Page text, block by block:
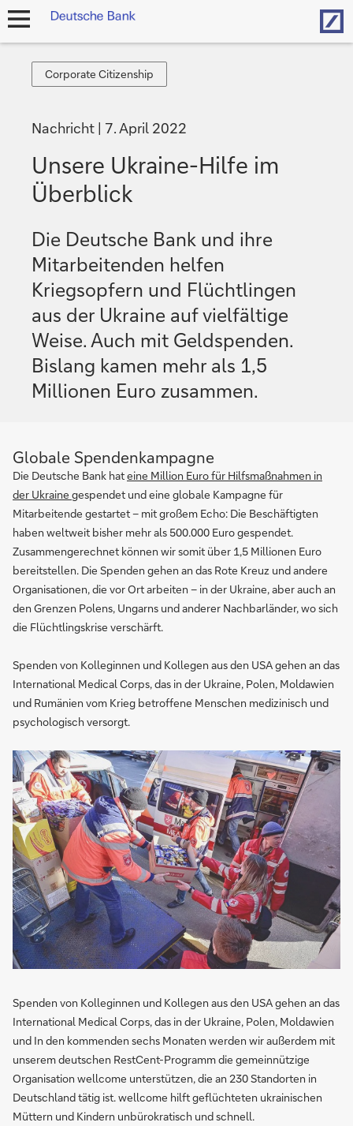
Navigation
Corporate
Citizenship
Corporate Citizenship
Nachricht 7. April 2022
Unsere Ukraine-Hilfe im
Überblick
Die Deutsche Bank und ihre
Mitarbeitenden helfen
Kriegsopfern und Flüchtlingen
aus der Ukraine auf vielfältige
Weise. Auch mit Geldspenden.
Bislang kamen mehr als 1,5
Millionen Euro zusammen.
Globale Spendenkampagne
Die Deutsche Bank hateine Million Euro für Hilfsmaßnahmen in
der Ukraine gespendet und eine globale Kampagne für
Mitarbeitende gestartet – mit großem Echo: Die Beschäftigten
haben weltweit bisher mehr als 500.000 Euro gespendet.
Zusammengerechnet können wir somit über 1,5 Millionen Euro
bereitstellen. Die Spenden gehen an das Rote Kreuz und andere
Organisationen, die vor Ort arbeiten – in der Ukraine, aber auch an
den Grenzen Polens, Ungarns und anderer Nachbarländer, wo sich
die Flüchtlingskrise verschärft.
Spenden von Kolleginnen und Kollegen aus den USA gehen an das
International Medical Corps, das in der Ukraine, Polen, Moldawien
und Rumänien vom Krieg betroffene Menschen medizinisch und
psychologisch versorgt.
Spenden von Kolleginnen und Kollegen aus den USA gehen an das
International Medical Corps, das in der Ukraine, Polen, Moldawien
und In den kommenden sechs Monaten werden wir außerdem mit
unserem deutschen RestCent-Programm die gemeinnützige
Organisation wellcome unterstützen, die an 230 Standorten in
Deutschland tätig ist. wellcome hilft geflüchteten ukrainischen
Müttern und Kindern unbürokratisch und schnell.